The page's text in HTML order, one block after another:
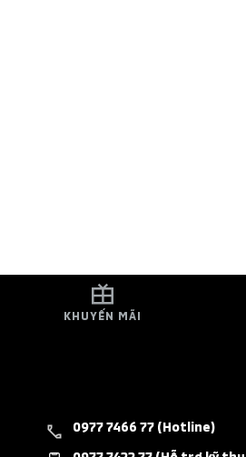
KHUYẾN MÃI
0977 7466 77 (Hotline)